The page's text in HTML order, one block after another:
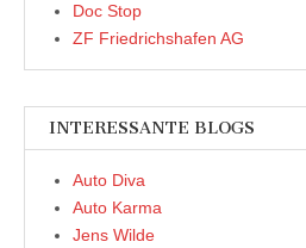
Doc Stop
ZF Friedrichshafen AG
INTERESSANTE BLOGS
Auto Diva
Auto Karma
Jens Wilde